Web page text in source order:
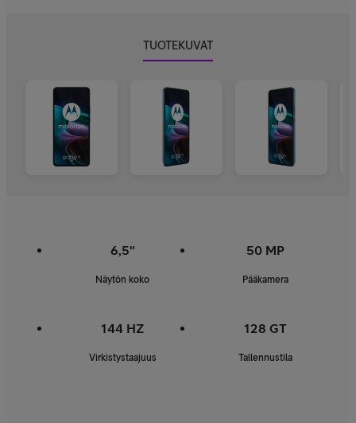
TUOTEKUVAT
6,5"
Näytön koko
50 MP
Pääkamera
144 HZ
Virkistystaajuus
128 GT
Tallennustila